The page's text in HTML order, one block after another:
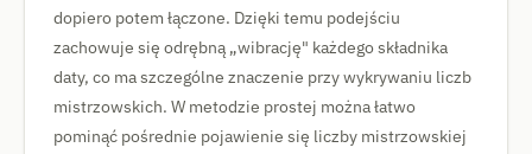
dopiero potem łączone. Dzięki temu podejściu
zachowuje się odrębną „wibrację" każdego składnika
daty, co ma szczególne znaczenie przy wykrywaniu liczb
mistrzowskich. W metodzie prostej można łatwo
pominąć pośrednie pojawienie się liczby mistrzowskiej